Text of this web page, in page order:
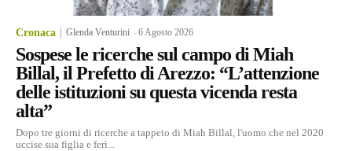
Cronaca Glenda Venturini -6 Agosto 2026
Sospese le ricerche sul campo di Miah
Billal, il Prefetto di Arezzo: “L’attenzione
delle istituzioni su questa vicenda resta
alta”
Dopo tre giorni di ricerche a tappeto di Miah Billal, l'uomo che nel 2020
uccise sua figlia e ferì...